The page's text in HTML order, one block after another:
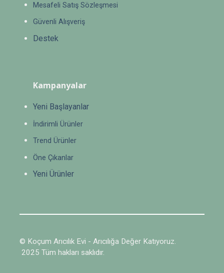
Mesafeli Satış Sözleşmesi
Güvenli Alışveriş
Destek
Kampanyalar
Yeni Başlayanlar
İndirimli Ürünler
Trend Ürünler
Öne Çıkanlar
Yeni Ürünler
© Koçum Arıcılık Evi - Arıcılığa Değer Katıyoruz.
2025 Tüm hakları saklıdır.